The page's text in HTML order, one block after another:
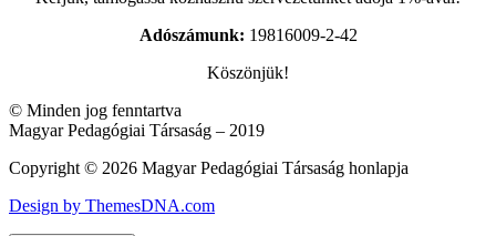
Adószámunk: 19816009-2-42
Köszönjük!
© Minden jog fenntartva
Magyar Pedagógiai Társaság – 2019
Copyright © 2026 Magyar Pedagógiai Társaság honlapja
Design by ThemesDNA.com